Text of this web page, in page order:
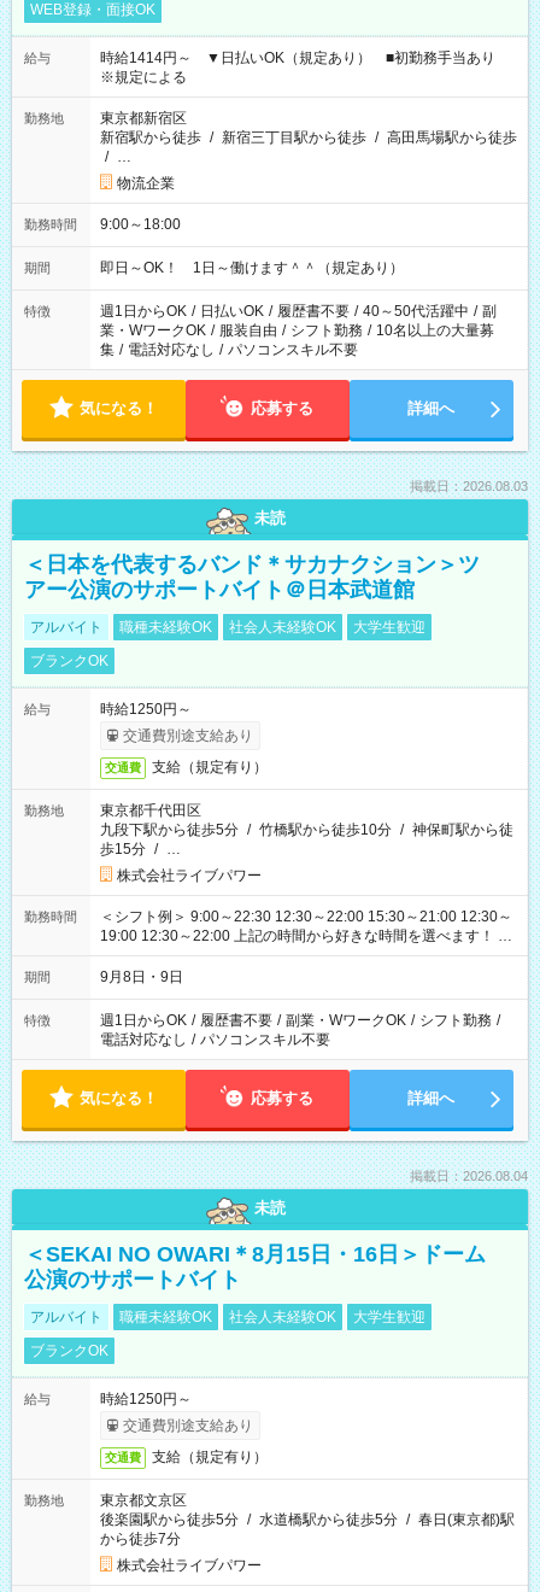
WEB登録・面接OK
給与
時給1414円～ ▼日払いOK（規定あり） ■初勤務手当あり
※規定による
勤務地
東京都新宿区
新宿駅から徒歩 / 新宿三丁目駅から徒歩 / 高田馬場駅から徒歩
/ …
物流企業
勤務時間 9:00～18:00
期間 即日～OK！ 1日～働けます＾＾（規定あり）
特徴 週1日からOK / 日払いOK / 履歴書不要 / 40～50代活躍中 / 副
業・WワークOK / 服装自由 / シフト勤務 / 10名以上の大量募
集 / 電話対応なし / パソコンスキル不要
気になる！ 応募する 詳細へ
掲載日：2026.08.03
未読
＜日本を代表するバンド＊サカナクション＞ツ
アー公演のサポートバイト＠日本武道館
アルバイト 職種未経験OK 社会人未経験OK
大学生歓迎
ブランクOK
給与
時給1250円～
交通費別途支給あり
交通費 支給（規定有り）
勤務地
東京都千代田区
九段下駅から徒歩5分 / 竹橋駅から徒歩10分 / 神保町駅から徒
歩15分 / …
株式会社ライブパワー
勤務時間
＜シフト例＞ 9:00～22:30 12:30～22:00 15:30～21:00 12:30～
19:00 12:30～22:00 上記の時間から好きな時間を選べます！ ※
時間は変更となる可能性があります
期間 9月8日・9日
特徴 週1日からOK / 履歴書不要 / 副業・WワークOK / シフト勤務 /
電話対応なし / パソコンスキル不要
気になる！ 応募する 詳細へ
掲載日：2026.08.04
未読
＜SEKAI NO OWARI＊8月15日・16日＞ドーム
公演のサポートバイト
アルバイト 職種未経験OK 社会人未経験OK
大学生歓迎
ブランクOK
給与
時給1250円～
交通費別途支給あり
交通費 支給（規定有り）
勤務地
東京都文京区
後楽園駅から徒歩5分 / 水道橋駅から徒歩5分 / 春日(東京都)駅
から徒歩7分
株式会社ライブパワー